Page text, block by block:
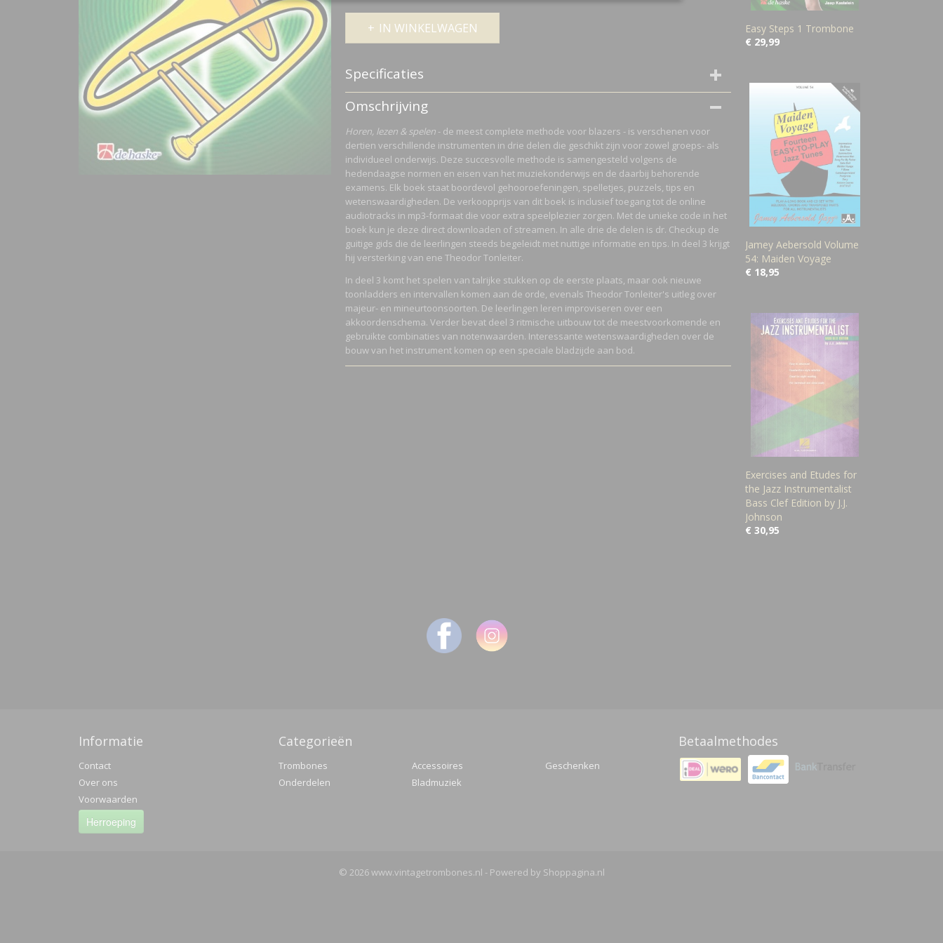
IN WINKELWAGEN
Specificaties
Productcode
Netto gewicht
Bruto gewicht
0,20 Kg
Omschrijving
Horen, lezen & spelen - de meest complete methode voor blazers - is verschenen voor
dertien verschillende instrumenten in drie delen die geschikt zijn voor zowel groeps- als
individueel onderwijs. Deze succesvolle methode is samengesteld volgens de
hedendaagse normen en eisen van het muziekonderwijs en de daarbij behorende
examens. Elk boek staat boordevol gehooroefeningen, spelletjes, puzzels, tips en
wetenswaardigheden. De verkoopprijs van dit boek is inclusief toegang tot de online
audiotracks in mp3-formaat die voor extra speelplezier zorgen. Met de unieke code in het
boek kun je deze direct downloaden of streamen. In alle drie de delen is dr. Checkup de
guitige gids die de leerlingen steeds begeleidt met nuttige informatie en tips. In deel 3 krijgt
hij versterking van ene Theodor Tonleiter.
In deel 3 komt het spelen van talrijke stukken op de eerste plaats, maar ook nieuwe
toonladders en intervallen komen aan de orde, evenals Theodor Tonleiter's uitleg over
majeur- en mineurtoonsoorten. De leerlingen leren improviseren over een
akkoordenschema. Verder bevat deel 3 ritmische uitbouw tot de meestvoorkomende en
gebruikte combinaties van notenwaarden. Interessante wetenswaardigheden over de
bouw van het instrument komen op een speciale bladzijde aan bod.
Easy Steps 1 Trombone
€ 29,99
Jamey Aebersold Volume
54: Maiden Voyage
€ 18,95
Exercises and Etudes for
the Jazz Instrumentalist
Bass Clef Edition by J.J.
Johnson
€ 30,95
Informatie
Contact
Over ons
Voorwaarden
Herroeping
Categorieën
Trombones
Onderdelen
Accessoires
Bladmuziek
Geschenken
Betaalmethodes
© 2026 www.vintagetrombones.nl - Powered by Shoppagina.nl